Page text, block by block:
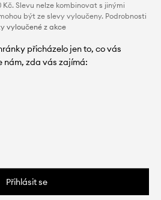
Kč. Slevu nelze kombinovat s jinými
být ze slevy vyloučeny. Podrobnosti
vyloučené z akce
přicházelo jen to, co vás
nám, zda vás zajímá:
Přihlásit se